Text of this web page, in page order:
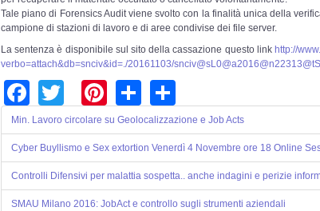
Tale piano di Forensics Audit viene svolto con la finalità unica della
campione di stazioni di lavoro e di aree condivise dei file server.
La sentenza è disponibile sul sito della cassazione questo link http://
verbo=attach&db=snciv&id=./20161103/snciv@sL0@a2016@
Facebook
TwitterPinterest
Share
Min. Lavoro circolare su Geolocalizzazione e Job Acts
Cyber Buyllismo e Sex extortion Venerdì 4 Novembre ore 18 Online
Controlli Difensivi per malattia sospetta.. anche indagini e perizie
SMAU Milano 2016: JobAct e controllo sugli strumenti aziendali